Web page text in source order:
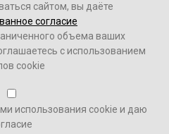
-Согласие
данных
службой по надзору в
технологий и массовых
Реестровый номер ФС
сайтом, вы даёте
согласие
объема ваших
с использованием
cookie
использования cookie и даю